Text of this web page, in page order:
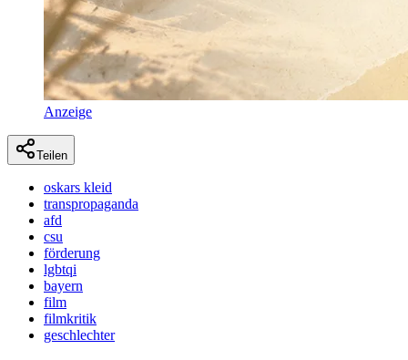
Anzeige
Teilen
oskars kleid
transpropaganda
afd
csu
förderung
lgbtqi
bayern
film
filmkritik
geschlechter